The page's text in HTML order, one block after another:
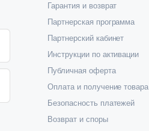
Гарантия и возврат
Партнерская программа
Партнерский кабинет
Инструкции по активации
Публичная оферта
Оплата и получение товара
Безопасность платежей
Возврат и споры